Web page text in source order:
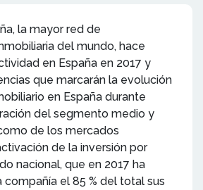
la mayor red de
del mundo, hace
en España en 2017 y
que marcarán la evolución
en España durante
del segmento medio y
de los mercados
de la inversión por
nacional, que en 2017 ha
compañía el 85 % del total sus